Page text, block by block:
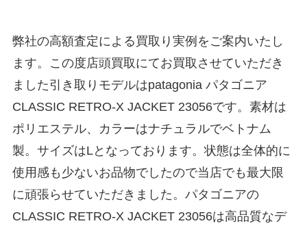
弊社の高額査定による買取り実例をご案内いたし
ます。この度店頭買取にてお買取させていただき
ました引き取りモデルはpatagonia パタゴニア
CLASSIC RETRO-X JACKET 23056です。素材は
ポリエステル、カラーはナチュラルでベトナム
製。サイズはLとなっております。状態は全体的に
使用感も少ないお品物でしたので当店でも最大限
に頑張らせていただきました。パタゴニアの
CLASSIC RETRO-X JACKET 23056は高品質なデ